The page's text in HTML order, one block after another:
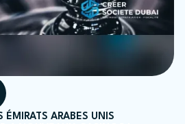
ARABES UNIS